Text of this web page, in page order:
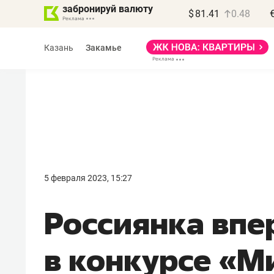
забронируй валюту $ 81.41 0.48
Казань Закамье
5 февраля 2023, 15:27
Россиянка
в конкурсе
правил, бизнес может
потерять минимум